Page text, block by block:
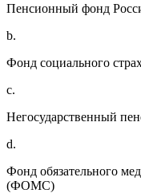
Пенсионный фонд
b.
Фонд социального
c.
Негосударственный
d.
Фонд обязательного
(ФОМС)